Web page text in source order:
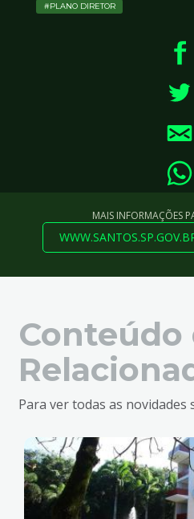
PLANO DIRETOR
MAIS INFORMAÇÕES
Conteúdo
Para ver todas as novidades